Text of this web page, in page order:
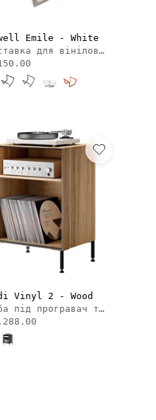
ДОДАТИ В КОШИК
Emile - White
Підставка для вінілових платівок
ДОДАТИ В КОШИК
Vinyl 2 - Wood
Тумба під програвач та платівки